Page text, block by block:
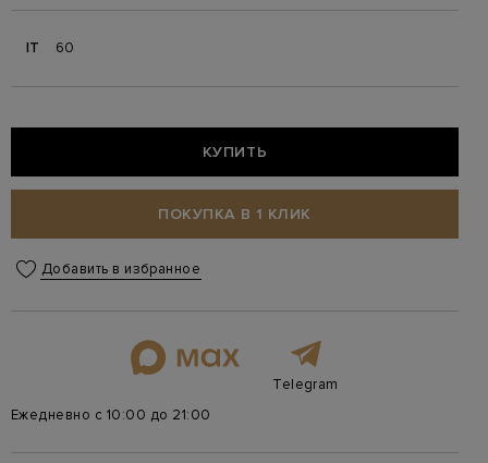
IT 60
КУПИТЬ
ПОКУПКА В 1 КЛИК
Добавить в избранное
Telegram
Ежедневно с 10:00 до 21:00